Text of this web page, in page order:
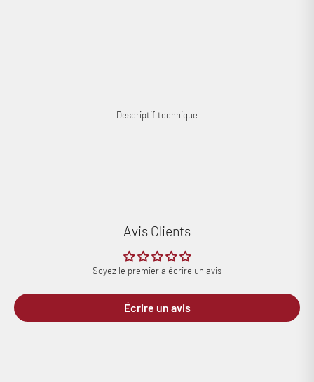
Descriptif technique
Avis Clients
Soyez le premier à écrire un avis
Écrire un avis